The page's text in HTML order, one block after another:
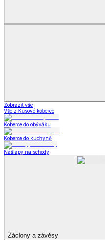
Zobrazit vše
Vše z Kusové koberce
Koberce do obýváku
Koberce do kuchyně
Nášlapy na schody
Záclony a závěsy